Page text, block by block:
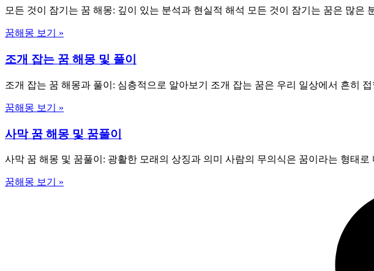
모든 것이 잠기는 꿈 해몽: 깊이 있는 분석과 현실적 해석 모든 것이 잠기는 꿈은 많은
꿈해몽 보기 »
조개 잡는 꿈 해몽 및 풀이
조개 잡는 꿈 해몽과 풀이: 심층적으로 알아보기 조개 잡는 꿈은 우리 일상에서 흔히
꿈해몽 보기 »
사막 꿈 해몽 및 꿈풀이
사막 꿈 해몽 및 꿈풀이: 광활한 모래의 상징과 의미 사람의 무의식은 꿈이라는 형태
꿈해몽 보기 »